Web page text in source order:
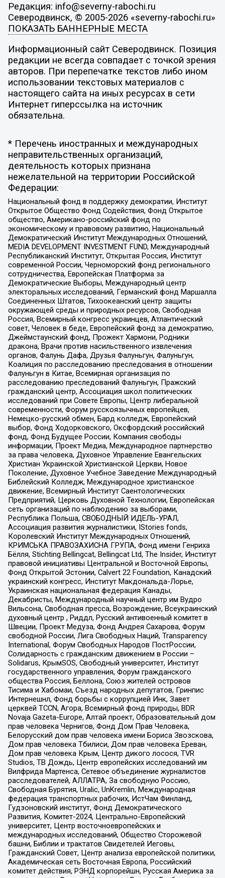
Редакция: info@severny-rabochi.ru
Северодвинск, © 2005-2026 «severny-rabochi.ru»
ПОКАЗАТЬ БАННЕРНЫЕ МЕСТА
Информационный сайт Северодвинск. Позиция
редакции не всегда совпадает с точкой зрения
авторов. При перепечатке текстов либо ином
использовании текстовых материалов с
настоящего сайта на иных ресурсах в сети
Интернет гиперссылка на источник
обязательна.
* Перечень иностранных и международных
неправительственных организаций,
деятельность которых признана
нежелательной на территории Российской
Федерации:
Национальный фонд в поддержку демократии, Институт
Открытое Общество Фонд Содействия, Фонд Открытое
общество, Американо-российский фонд по
экономическому и правовому развитию, Национальный
Демократический Институт Международных Отношений,
MEDIA DEVELOPMENT INVESTMENT FUND, Международный
Республиканский Институт, Открытая Россия, Институт
современной России, Черноморский фонд регионального
сотрудничества, Европейская Платформа за
Демократические Выборы, Международный центр
электоральных исследований, Германский фонд Маршалла
Соединенных Штатов, Тихоокеанский центр защиты
окружающей среды и природных ресурсов, Свободная
Россия, Всемирный конгресс украинцев, Атлантический
совет, Человек в беде, Европейский фонд за демократию,
Джеймстаунский фонд, Прожект Хармони, Родники
дракона, Врачи против насильственного извлечения
органов, Фалунь Дафа, Друзья Фалуньгун, Фалуньгун,
Коалиция по расследованию преследования в отношении
Фалуньгун в Китае, Всемирная организация по
расследованию преследований Фалуньгун, Пражский
гражданский центр, Ассоциация школ политических
исследований при Совете Европы, Центр либеральной
современности, Форум русскоязычных европейцев,
Немецко-русский обмен, Бард колледж, Европейский
выбор, Фонд Ходорковского, Оксфордский российский
фонд, Фонд Будущее России, Компания свободы
информации, Проект Медиа, Международное партнерство
за права человека, Духовное Управление Евангельских
Христиан Украинской Христианской Церкви, Новое
Поколение, Духовное Учебное Заведение Международный
Библейский Колледж, Международное христианское
движение, Всемирный Институт Саентологических
Предприятий, Церковь Духовной Технологии, Европейская
сеть организаций по наблюдению за выборами,
Республика Польша, СВОБОДНЫЙ ИДЕЛЬ-УРАЛ,
Ассоциация развития журналистики, IStories fonds,
Королевский Институт Международных Отношений,
КРИМСЬКА ПРАВОЗАХИСНА ГРУПА, Фонд имени Генриха
Бёлля, Stichting Bellingcat, Bellingcat Ltd, The Insider, Институт
правовой инициативы Центральной и Восточной Европы,
Фонд Открытой Эстонии, Calvert 22 Foundation, Канадский
украинский конгресс, Институт Макдональда-Лорье,
Украинская национальная федерация Канады,
Декабристы, Международный научный центр им Вудро
Вильсона, Свободная пресса, Возрождение, Всеукраинский
духовный центр , Риддл, Русский антивоенный комитет в
Швеции, Проект Медуза, Фонд Андрея Сахарова, Форум
свободной России, Лига Свободных Наций, Transparеncy
International, Форум Свободных Народов ПостРоссии,
Солидарность с гражданским движением в России –
Solidarus, КрымSOS, Свободный университет, Институт
государственного управления, Форум гражданского
общества Россия, Беллона, Союз жителей островов
Тисима и Хабомаи, Съезд народных депутатов, Гринпис
Интернешнл, Фонд борьбы с коррупцией Инк, Завет
церквей TCCN, Агора, Всемирный фонд природы, BDR
Novaja Gazeta-Europe, Алтай проект, Образовательный дом
прав человека Чернигов, Фонд Дом Прав Человека,
Белорусский дом прав человека имени Бориса Звозскова,
Дом прав человека Тбилиси, Дом прав человека Ереван,
Дом прав человека Крым, Центр дикого лосося, TVR
Studios, ТВ Дождь, Центр европейских исследований им
Вилфрида Мартенса, Сетевое объединение журналистов
расследователей, АЛЛАТРА, За свободную Россию,
Свободная Бурятия, Uralic, UnKremlin, Международная
федерация транспортных рабочих, ИстЧам Финланд,
Гудзоновский институт, Фонд Демократического
Развития, Комитет-2024, Центрально-Европейский
университет, Центр восточноевропейских и
международных исследований, Общество Сторожевой
башни, Библии и трактатов Свидетелей Иеговы,
Гражданский Совет, Центр анализа европейской политики,
Академическая сеть Восточная Европа, Российский
комитет действия, РЭНД корпорейшн, Русская Америка за